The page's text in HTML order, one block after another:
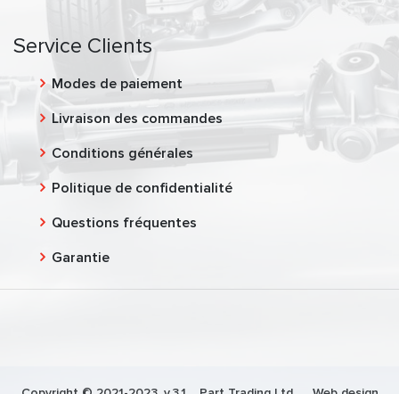
Service Clients
Modes de paiement
Livraison des commandes
Conditions générales
Politique de confidentialité
Questions fréquentes
Garantie